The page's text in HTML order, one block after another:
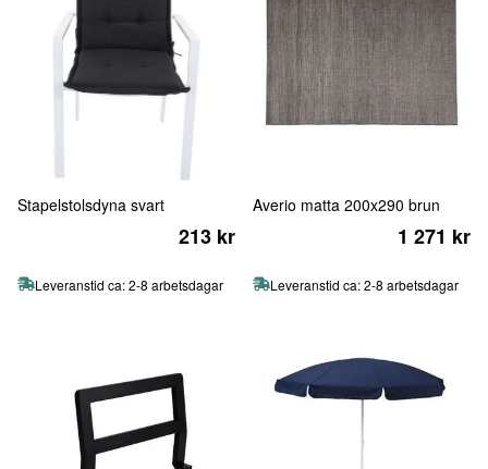
Stapelstolsdyna svart
213 kr
Leveranstid ca: 2-8 arbetsdagar
Averio matta 200x290 brun
1 271 kr
Leveranstid ca: 2-8 arbetsdagar